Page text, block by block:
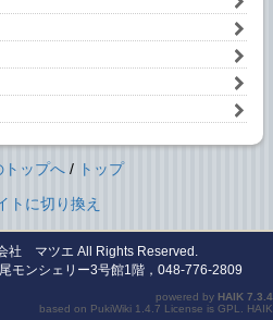
トップへ/ トップ
トに切り換え
社 マツエ All Rights Reserved.
モンシェリー3号館1階，048-776-2809
powered by HAIK 7.3.4
based on PukiWiki 1.4.7 License is GPL HAIK